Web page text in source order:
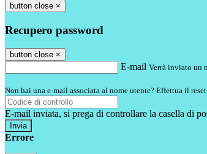
button close ×
Recupero password
button close ×
E-mail Verrà inviato un
Non hai una e-mail associata al nome utente? Effettua il
E-mail inviata, si prega di controllare la casella di
Errore